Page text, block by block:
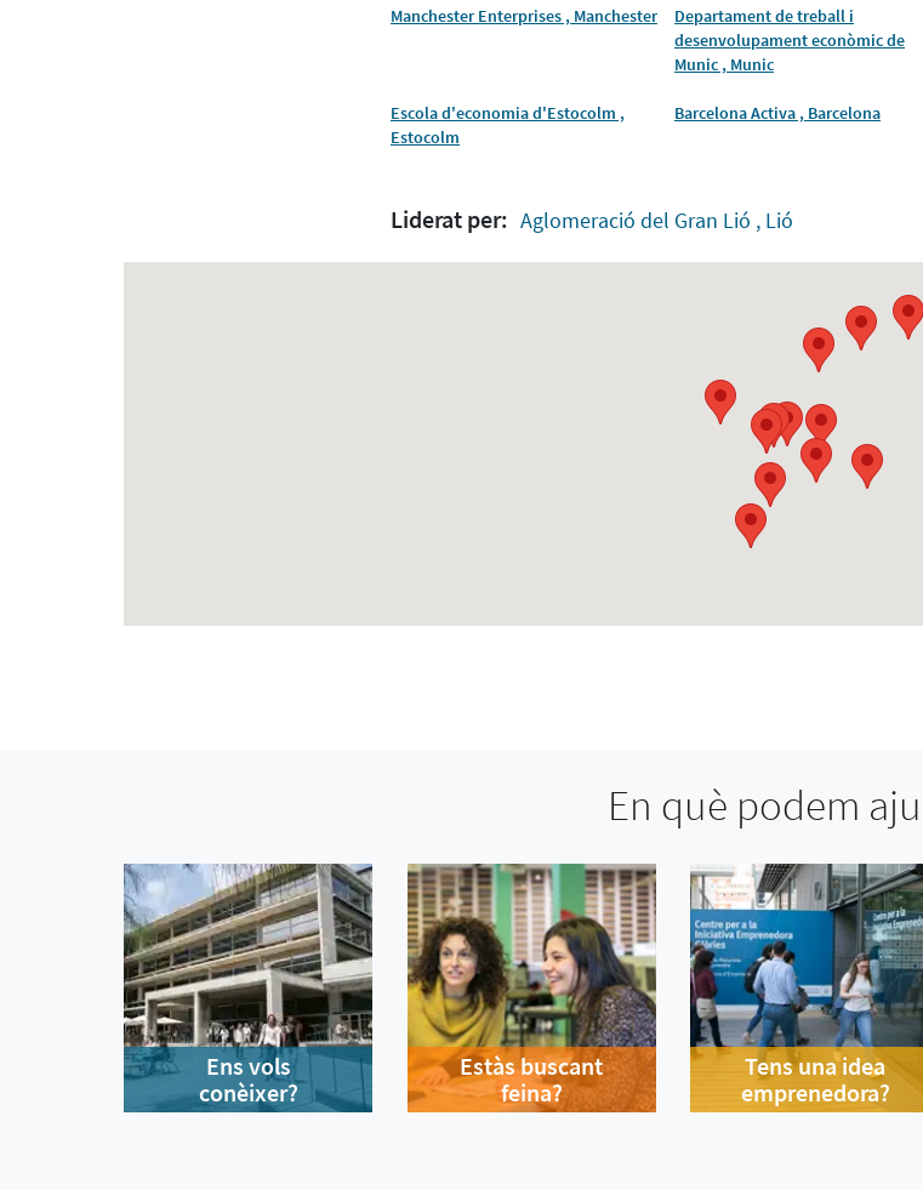
Manchester Enterprises , Manchester
Departament de treball i
desenvolupament econòmic de
Munic , Munic
Escola d'economia d'Estocolm ,
Estocolm
Barcelona Activa , Barcelona
Liderat per: Aglomeració del Gran Lió , Lió
En què podem
Ens vols
conèixer?
Estàs buscant
feina?
Tens una idea
emprenedora?